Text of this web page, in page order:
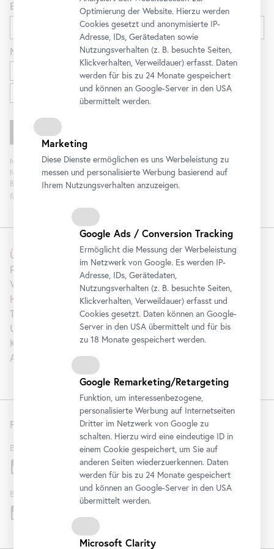
Über uns
Presse
Vermietung
Hochzeit
Tourism | B2B
Unterstützen
Karriere
Artothek
Folgen Sie uns
Belvedere
Belvedere 21
E-Mail
Newsletter
Ausstellungen und Programm
Mit „Registrieren“ stimmen Sie der Verarbeitung Ihrer Daten sowie Analyse der
Newsletterinteraktion zum Zweck der Newsletterzusendung durch das
Belvedere zu. Die Einwilligung kann widerrufen werden. Weitere Informationen
finden Sie
Optimierung der Website. Hierzu werden
Cookies gesetzt und anonymisierte IP-
Adresse, IDs, Gerätedaten sowie
Nutzungsverhalten (z. B. besuchte Seiten,
Klickverhalten, Verweildauer) erfasst. Daten
werden für bis zu 24 Monate gespeichert
und können an Google-Server in den USA
übermittelt werden.
Marketing
Diese Dienste ermöglichen es uns Werbeleistung zu
messen und personalisierte Werbung basierend auf
Ihrem Nutzungsverhalten anzuzeigen.
Google Ads / Conversion Tracking
Ermöglicht die Messung der Werbeleistung
im Netzwerk von Google. Es werden IP-
Adresse, IDs, Gerätedaten,
Nutzungsverhalten (z. B. besuchte Seiten,
Klickverhalten, Verweildauer) erfasst und
Cookies gesetzt. Daten können an Google-
Server in den USA übermittelt und für bis
zu 18 Monate gespeichert werden.
Google Remarketing/Retargeting
Funktion, um interessenbezogene,
personalisierte Werbung auf Internetseiten
Dritter im Netzwerk von Google zu
schalten. Hierzu wird eine eindeutige ID in
einem Cookie gespeichert, um Sie auf
anderen Seiten wiederzuerkennen. Daten
werden für bis zu 24 Monate gespeichert
und können an Google-Server in den USA
übermittelt werden.
Microsoft Clarity